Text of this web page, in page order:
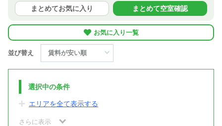
まとめてお気に入り
まとめて空室確認
お気に入り一覧
並び替え
選択中の条件
エリアを全て表示する
さらに表示